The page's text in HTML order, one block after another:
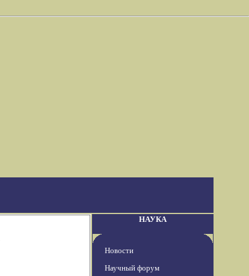
НАУКА
Новости
Научный форум